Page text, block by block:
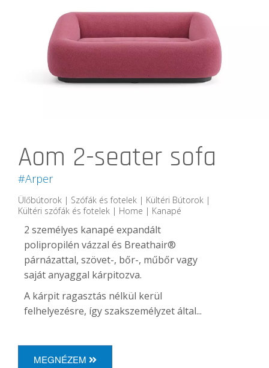
Aom 2-seater sofa
#Arper
Ülőbútorok | Szófák és fotelek | Kültéri Bútorok |
Kültéri szófák és fotelek | Home | Kanapé
2 személyes kanapé expandált
polipropilén vázzal és Breathair®
párnázattal, szövet-, bőr-, műbőr vagy
saját anyaggal kárpitozva.
A kárpit ragasztás nélkül kerül
felhelyezésre, így szakszemélyzet által...
MEGNÉZEM